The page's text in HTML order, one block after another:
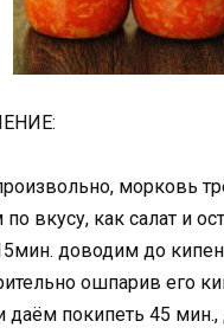
морковь
по вкусу, как салат и
доводим до
ошпарив его
даём покипеть 45